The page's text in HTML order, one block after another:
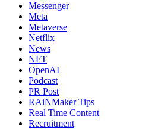
Messenger
Meta
Metaverse
Netflix
News
NFT
OpenAI
Podcast
PR Post
RAiNMaker Tips
Real Time Content
Recruitment